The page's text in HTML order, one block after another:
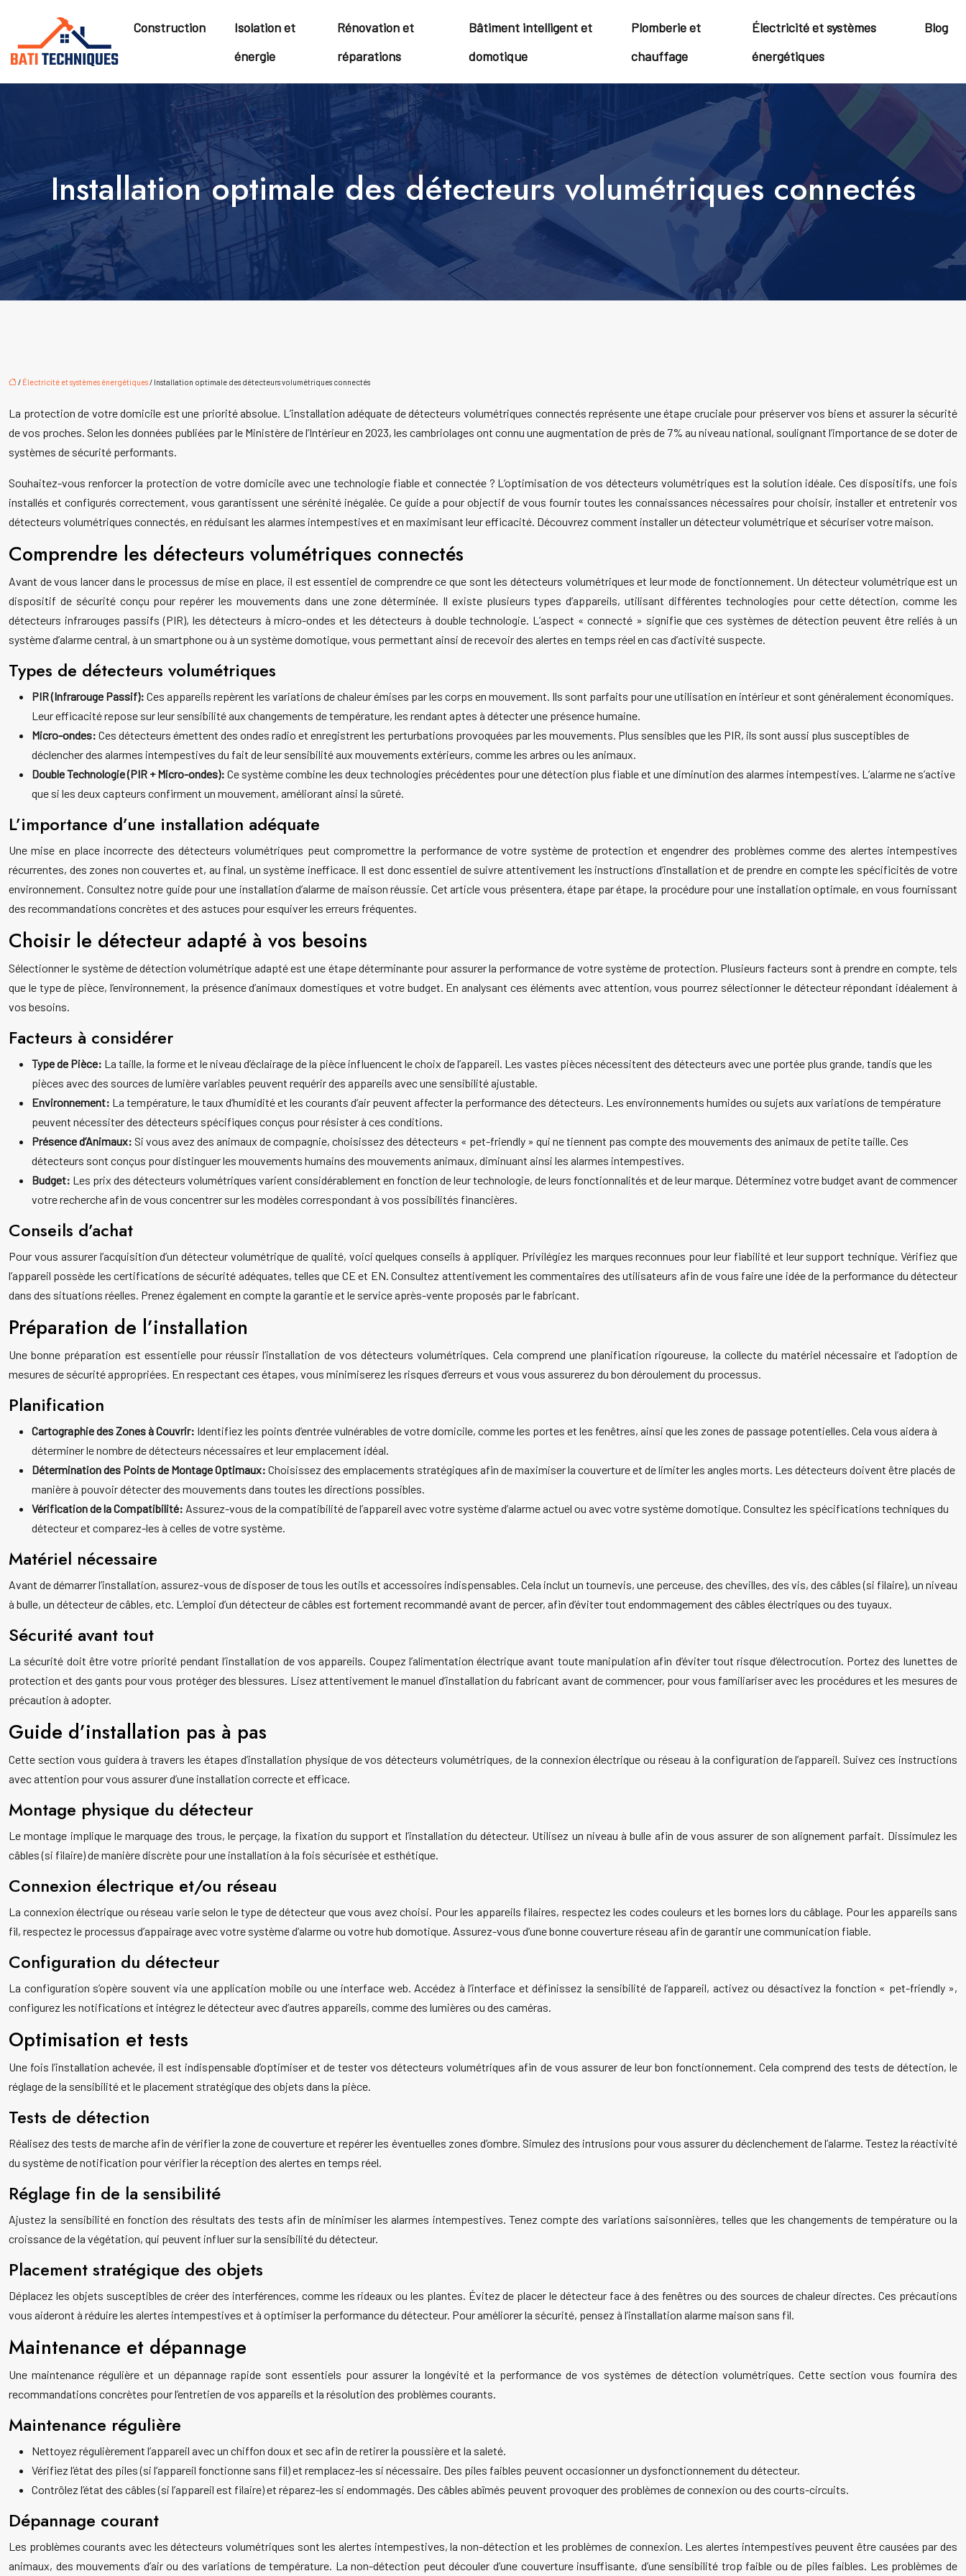
Construction
Isolation et
énergie
Rénovation et
réparations
Bâtiment intelligent et
domotique
Plomberie et
chauffage
Électricité et systèmes
énergétiques
Blog
Installation optimale des détecteurs volumétriques connectés
/ Électricité et systèmes énergétiques/ Installation optimale des détecteurs volumétriques connectés
La protection de votre domicile est une priorité absolue. L’installation adéquate de détecteurs volumétriques connectés représente une étape cruciale pour préserver vos biens et assurer la sécurité
de vos proches. Selon les données publiées par le Ministère de l’Intérieur en 2023, les cambriolages ont connu une augmentation de près de 7% au niveau national, soulignant l’importance de se doter de
systèmes de sécurité performants.
Souhaitez-vous renforcer la protection de votre domicile avec une technologie fiable et connectée ? L’optimisation de vos détecteurs volumétriques est la solution idéale. Ces dispositifs, une fois
installés et configurés correctement, vous garantissent une sérénité inégalée. Ce guide a pour objectif de vous fournir toutes les connaissances nécessaires pour choisir, installer et entretenir vos
détecteurs volumétriques connectés, en réduisant les alarmes intempestives et en maximisant leur efficacité. Découvrez comment installer un détecteur volumétrique et sécuriser votre maison.
Comprendre les détecteurs volumétriques connectés
Avant de vous lancer dans le processus de mise en place, il est essentiel de comprendre ce que sont les détecteurs volumétriques et leur mode de fonctionnement. Un détecteur volumétrique est un
dispositif de sécurité conçu pour repérer les mouvements dans une zone déterminée. Il existe plusieurs types d’appareils, utilisant différentes technologies pour cette détection, comme les
détecteurs infrarouges passifs (PIR), les détecteurs à micro-ondes et les détecteurs à double technologie. L’aspect « connecté » signifie que ces systèmes de détection peuvent être reliés à un
système d’alarme central, à un smartphone ou à un système domotique, vous permettant ainsi de recevoir des alertes en temps réel en cas d’activité suspecte.
Types de détecteurs volumétriques
PIR (Infrarouge Passif): Ces appareils repèrent les variations de chaleur émises par les corps en mouvement. Ils sont parfaits pour une utilisation en intérieur et sont généralement économiques.
Leur efficacité repose sur leur sensibilité aux changements de température, les rendant aptes à détecter une présence humaine.
Micro-ondes: Ces détecteurs émettent des ondes radio et enregistrent les perturbations provoquées par les mouvements. Plus sensibles que les PIR, ils sont aussi plus susceptibles de
déclencher des alarmes intempestives du fait de leur sensibilité aux mouvements extérieurs, comme les arbres ou les animaux.
Double Technologie (PIR + Micro-ondes): Ce système combine les deux technologies précédentes pour une détection plus fiable et une diminution des alarmes intempestives. L’alarme ne s’active
que si les deux capteurs confirment un mouvement, améliorant ainsi la sûreté.
L’importance d’une installation adéquate
Une mise en place incorrecte des détecteurs volumétriques peut compromettre la performance de votre système de protection et engendrer des problèmes comme des alertes intempestives
récurrentes, des zones non couvertes et, au final, un système inefficace. Il est donc essentiel de suivre attentivement les instructions d’installation et de prendre en compte les spécificités de votre
environnement. Consultez notre guide pour une installation d’alarme de maison réussie. Cet article vous présentera, étape par étape, la procédure pour une installation optimale, en vous fournissant
des recommandations concrètes et des astuces pour esquiver les erreurs fréquentes.
Choisir le détecteur adapté à vos besoins
Sélectionner le système de détection volumétrique adapté est une étape déterminante pour assurer la performance de votre système de protection. Plusieurs facteurs sont à prendre en compte, tels
que le type de pièce, l’environnement, la présence d’animaux domestiques et votre budget. En analysant ces éléments avec attention, vous pourrez sélectionner le détecteur répondant idéalement à
vos besoins.
Facteurs à considérer
Type de Pièce: La taille, la forme et le niveau d’éclairage de la pièce influencent le choix de l’appareil. Les vastes pièces nécessitent des détecteurs avec une portée plus grande, tandis que les
pièces avec des sources de lumière variables peuvent requérir des appareils avec une sensibilité ajustable.
Environnement: La température, le taux d’humidité et les courants d’air peuvent affecter la performance des détecteurs. Les environnements humides ou sujets aux variations de température
peuvent nécessiter des détecteurs spécifiques conçus pour résister à ces conditions.
Présence d’Animaux: Si vous avez des animaux de compagnie, choisissez des détecteurs « pet-friendly » qui ne tiennent pas compte des mouvements des animaux de petite taille. Ces
détecteurs sont conçus pour distinguer les mouvements humains des mouvements animaux, diminuant ainsi les alarmes intempestives.
Budget: Les prix des détecteurs volumétriques varient considérablement en fonction de leur technologie, de leurs fonctionnalités et de leur marque. Déterminez votre budget avant de commencer
votre recherche afin de vous concentrer sur les modèles correspondant à vos possibilités financières.
Conseils d’achat
Pour vous assurer l’acquisition d’un détecteur volumétrique de qualité, voici quelques conseils à appliquer. Privilégiez les marques reconnues pour leur fiabilité et leur support technique. Vérifiez que
l’appareil possède les certifications de sécurité adéquates, telles que CE et EN. Consultez attentivement les commentaires des utilisateurs afin de vous faire une idée de la performance du détecteur
dans des situations réelles. Prenez également en compte la garantie et le service après-vente proposés par le fabricant.
Préparation de l’installation
Une bonne préparation est essentielle pour réussir l’installation de vos détecteurs volumétriques. Cela comprend une planification rigoureuse, la collecte du matériel nécessaire et l’adoption de
mesures de sécurité appropriées. En respectant ces étapes, vous minimiserez les risques d’erreurs et vous vous assurerez du bon déroulement du processus.
Planification
Cartographie des Zones à Couvrir: Identifiez les points d’entrée vulnérables de votre domicile, comme les portes et les fenêtres, ainsi que les zones de passage potentielles. Cela vous aidera à
déterminer le nombre de détecteurs nécessaires et leur emplacement idéal.
Détermination des Points de Montage Optimaux: Choisissez des emplacements stratégiques afin de maximiser la couverture et de limiter les angles morts. Les détecteurs doivent être placés de
manière à pouvoir détecter des mouvements dans toutes les directions possibles.
Vérification de la Compatibilité: Assurez-vous de la compatibilité de l’appareil avec votre système d’alarme actuel ou avec votre système domotique. Consultez les spécifications techniques du
détecteur et comparez-les à celles de votre système.
Matériel nécessaire
Avant de démarrer l’installation, assurez-vous de disposer de tous les outils et accessoires indispensables. Cela inclut un tournevis, une perceuse, des chevilles, des vis, des câbles (si filaire), un niveau
à bulle, un détecteur de câbles, etc. L’emploi d’un détecteur de câbles est fortement recommandé avant de percer, afin d’éviter tout endommagement des câbles électriques ou des tuyaux.
Sécurité avant tout
La sécurité doit être votre priorité pendant l’installation de vos appareils. Coupez l’alimentation électrique avant toute manipulation afin d’éviter tout risque d’électrocution. Portez des lunettes de
protection et des gants pour vous protéger des blessures. Lisez attentivement le manuel d’installation du fabricant avant de commencer, pour vous familiariser avec les procédures et les mesures de
précaution à adopter.
Guide d’installation pas à pas
Cette section vous guidera à travers les étapes d’installation physique de vos détecteurs volumétriques, de la connexion électrique ou réseau à la configuration de l’appareil. Suivez ces instructions
avec attention pour vous assurer d’une installation correcte et efficace.
Montage physique du détecteur
Le montage implique le marquage des trous, le perçage, la fixation du support et l’installation du détecteur. Utilisez un niveau à bulle afin de vous assurer de son alignement parfait. Dissimulez les
câbles (si filaire) de manière discrète pour une installation à la fois sécurisée et esthétique.
Connexion électrique et/ou réseau
La connexion électrique ou réseau varie selon le type de détecteur que vous avez choisi. Pour les appareils filaires, respectez les codes couleurs et les bornes lors du câblage. Pour les appareils sans
fil, respectez le processus d’appairage avec votre système d’alarme ou votre hub domotique. Assurez-vous d’une bonne couverture réseau afin de garantir une communication fiable.
Configuration du détecteur
La configuration s’opère souvent via une application mobile ou une interface web. Accédez à l’interface et définissez la sensibilité de l’appareil, activez ou désactivez la fonction « pet-friendly »,
configurez les notifications et intégrez le détecteur avec d’autres appareils, comme des lumières ou des caméras.
Optimisation et tests
Une fois l’installation achevée, il est indispensable d’optimiser et de tester vos détecteurs volumétriques afin de vous assurer de leur bon fonctionnement. Cela comprend des tests de détection, le
réglage de la sensibilité et le placement stratégique des objets dans la pièce.
Tests de détection
Réalisez des tests de marche afin de vérifier la zone de couverture et repérer les éventuelles zones d’ombre. Simulez des intrusions pour vous assurer du déclenchement de l’alarme. Testez la réactivité
du système de notification pour vérifier la réception des alertes en temps réel.
Réglage fin de la sensibilité
Ajustez la sensibilité en fonction des résultats des tests afin de minimiser les alarmes intempestives. Tenez compte des variations saisonnières, telles que les changements de température ou la
croissance de la végétation, qui peuvent influer sur la sensibilité du détecteur.
Placement stratégique des objets
Déplacez les objets susceptibles de créer des interférences, comme les rideaux ou les plantes. Évitez de placer le détecteur face à des fenêtres ou des sources de chaleur directes. Ces précautions
vous aideront à réduire les alertes intempestives et à optimiser la performance du détecteur. Pour améliorer la sécurité, pensez à l’installation alarme maison sans fil.
Maintenance et dépannage
Une maintenance régulière et un dépannage rapide sont essentiels pour assurer la longévité et la performance de vos systèmes de détection volumétriques. Cette section vous fournira des
recommandations concrètes pour l’entretien de vos appareils et la résolution des problèmes courants.
Maintenance régulière
Nettoyez régulièrement l’appareil avec un chiffon doux et sec afin de retirer la poussière et la saleté.
Vérifiez l’état des piles (si l’appareil fonctionne sans fil) et remplacez-les si nécessaire. Des piles faibles peuvent occasionner un dysfonctionnement du détecteur.
Contrôlez l’état des câbles (si l’appareil est filaire) et réparez-les si endommagés. Des câbles abîmés peuvent provoquer des problèmes de connexion ou des courts-circuits.
Dépannage courant
Les problèmes courants avec les détecteurs volumétriques sont les alertes intempestives, la non-détection et les problèmes de connexion. Les alertes intempestives peuvent être causées par des
animaux, des mouvements d’air ou des variations de température. La non-détection peut découler d’une couverture insuffisante, d’une sensibilité trop faible ou de piles faibles. Les problèmes de